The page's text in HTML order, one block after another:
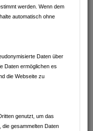
werden. Wenn dem
automatisch ohne
Daten über
Daten ermöglichen es
die Webseite zu
genutzt, um das
die gesammelten Daten